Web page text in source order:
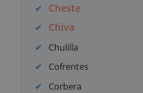
Cheste
Chiva
Chulilla
Cofrentes
Corbera